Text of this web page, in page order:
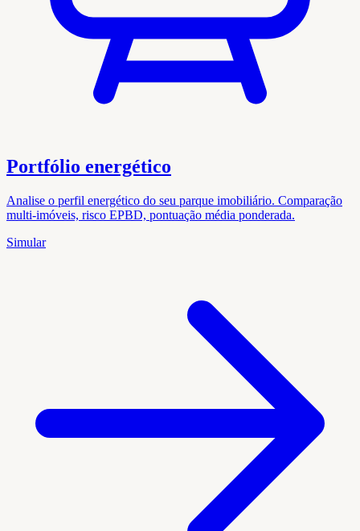
Portfólio energético
Analise o perfil energético do seu parque imobiliário. Comparação
multi-imóveis, risco EPBD, pontuação média ponderada.
Simular